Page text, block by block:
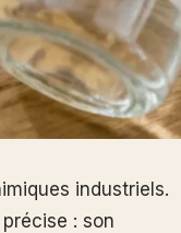
industriels.
: son